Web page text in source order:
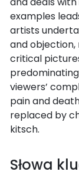
examples
artists
and
critical
viewers’
pain and
replaced by
kitsch.
Słowa